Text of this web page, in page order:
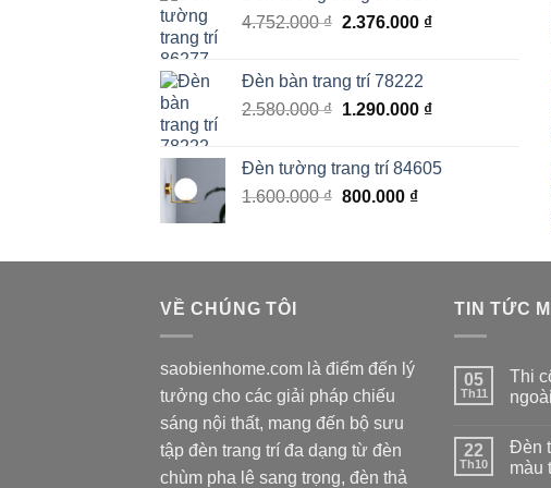
1.170.000 ₫.
là:
4.752.000₫ Giá
4.752.000 ₫.
2.376.000 ₫Giá
2.376.000 ₫.
Đèn bàn trang trí 78222
2.580.000₫ Giá
2.580.000 ₫.
1.290.000 ₫Giá
là:
Đèn tường trang trí 84605
1.600.000₫ Giá
1.600.000 ₫.
800.000 ₫Giá
là:
VỀ CHÚNG TÔI
saobienhome.com là điểm đến lý
tưởng cho các giải pháp chiếu
sáng nội thất, mang đến bộ sưu
tập đèn trang trí đa dạng từ đèn
chùm pha lê sang trọng, đèn thả
TIN TỨC
05
Th11
Thi
22
Th10
Đèn
màu